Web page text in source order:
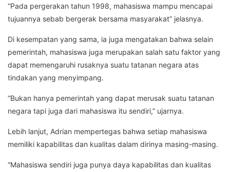
“Pada pergerakan tahun 1998, mahasiswa mampu mencapai
tujuannya sebab bergerak bersama masyarakat” jelasnya.
Di kesempatan yang sama, ia juga mengatakan bahwa selain
pemerintah, mahasiswa juga merupakan salah satu faktor yang
dapat memengaruhi rusaknya suatu tatanan negara atas
tindakan yang menyimpang.
“Bukan hanya pemerintah yang dapat merusak suatu tatanan
negara tapi juga dari mahasiswa itu sendiri,” ujarnya.
Lebih lanjut, Adrian mempertegas bahwa setiap mahasiswa
memiliki kapabilitas dan kualitas dalam dirinya masing-masing.
“Mahasiswa sendiri juga punya daya kapabilitas dan kualitas